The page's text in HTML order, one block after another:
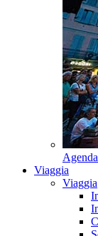
Viaggia
Viaggia